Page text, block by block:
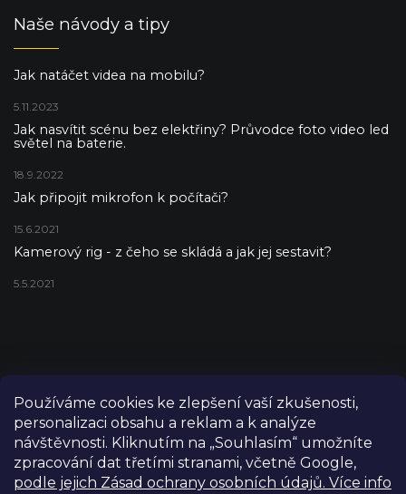
Používáme cookies ke zlepšení vaší zkušenosti,
personalizaci obsahu a reklam a k analýze
návštěvnosti. Kliknutím na „Souhlasím“ umožníte
zpracování dat třetími stranami, včetně Google,
podle jejich Zásad ochrany osobních údajů. Více info
Naše návody a tipy
Jak natáčet videa na mobilu?
5.11.2023
Jak nasvítit scénu bez elektřiny? Průvodce foto video led
světel na baterie.
18.9.2022
Jak připojit mikrofon k počítači?
15.6.2021
Kamerový rig - z čeho se skládá a jak jej sestavit?
5.5.2021